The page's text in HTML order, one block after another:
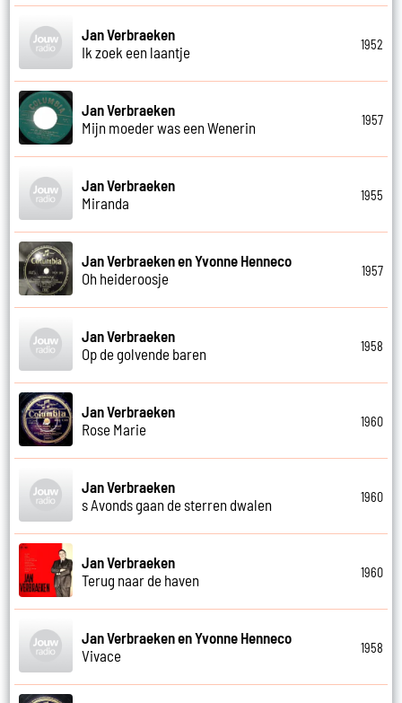
Jan Verbraeken
Ik zoek een laantje
1952
Jan Verbraeken
Mijn moeder was een Wenerin
1957
Jan Verbraeken
Miranda
1955
Jan Verbraeken en Yvonne Henneco
Oh heideroosje
1957
Jan Verbraeken
Op de golvende baren
1958
Jan Verbraeken
Rose Marie
1960
Jan Verbraeken
s Avonds gaan de sterren dwalen
1960
Jan Verbraeken
Terug naar de haven
1960
Jan Verbraeken en Yvonne Henneco
Vivace
1958